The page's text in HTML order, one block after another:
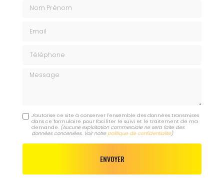
Message
J'autorise ce site à conserver l'ensemble des données transmises
dans ce formulaire pour faciliter le suivi et le traitement de ma
demande. (Aucune exploitation commerciale ne sera faite des
données concervées. Voir notre politique de confidentialité)